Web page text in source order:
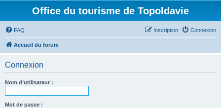
Office du tourisme de Topoldavie
FAQ Connexion
Inscription
Accueil du forum
Connexion
Nom d’utilisateur :
Mot de passe :